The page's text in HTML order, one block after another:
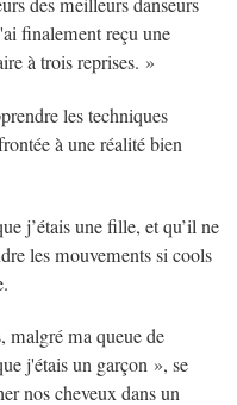
finalement reçu une
à trois reprises. »
les techniques
à une réalité bien
j’étais une fille, et qu’il ne
les mouvements si cools
malgré ma queue de
j'étais un garçon », se
nos cheveux dans un